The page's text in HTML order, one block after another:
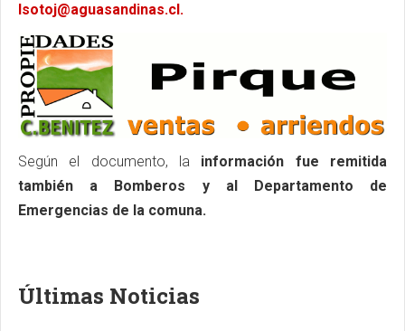
lsotoj@aguasandinas.cl .
Según el documento, la información fue remitida
también a Bomberos y al Departamento de
Emergencias de la comuna.
Últimas Noticias